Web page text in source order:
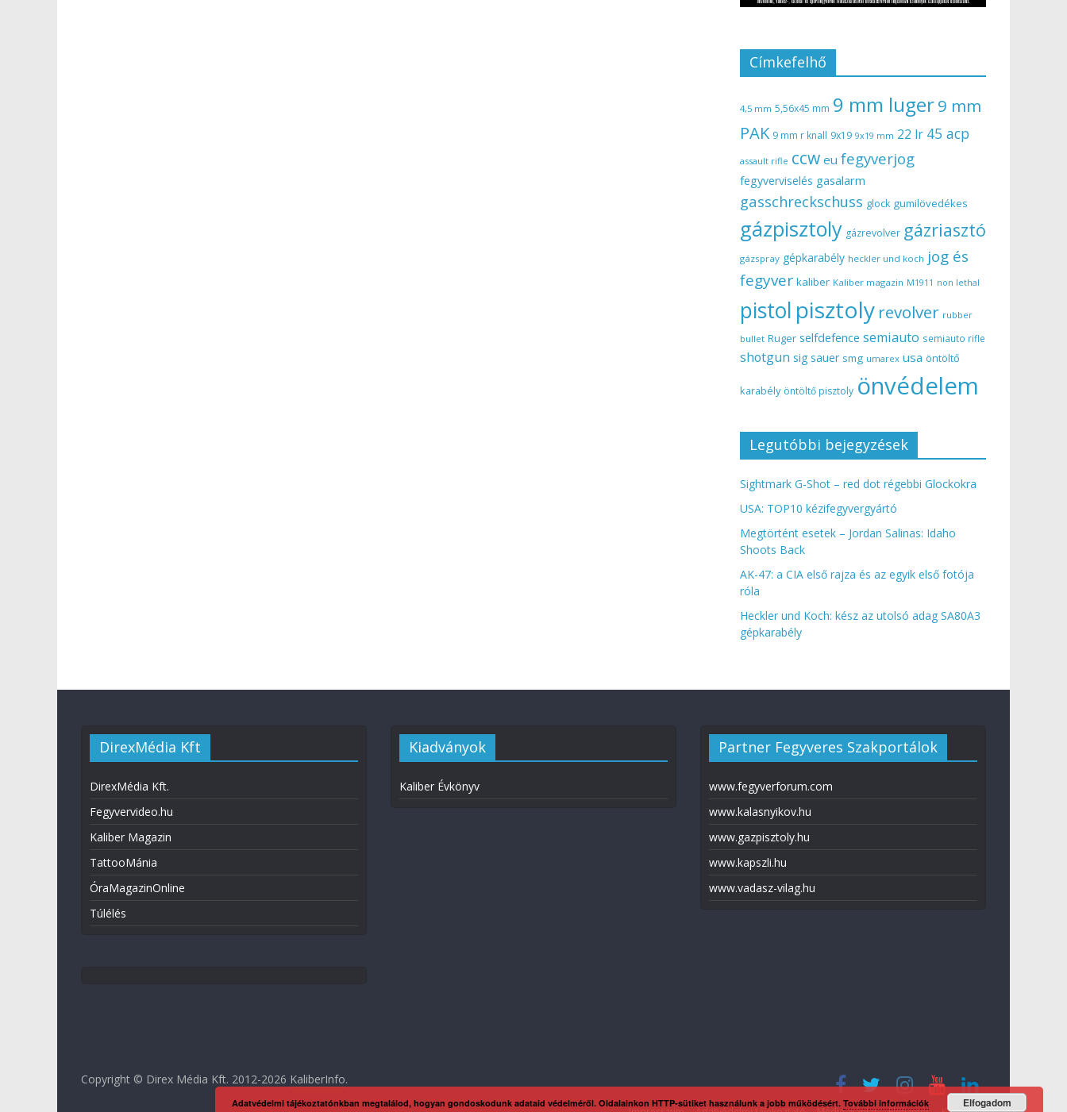
Címkefelhő
4,5 mm 5,56x45 mm 9 mm luger9 mm
PAK 9 mm r knall 9x19 9x19 mm 22 lr 45 acp
assault rifle ccw eu fegyverjog
fegyverviselés gasalarm
gasschreckschuss glock gumilövedékes
gázpisztoly gázrevolver gázriasztó
gázspray gépkarabély heckler und koch jog és
fegyver kaliber Kaliber magazin M1911 non lethal
pistol pisztoly revolver rubber
bullet Ruger selfdefence semiauto semiauto rifle
shotgun sig sauer smg umarex usa öntöltő
karabély öntöltő pisztoly önvédelem
Legutóbbi bejegyzések
Sightmark G-Shot – red dot régebbi Glockokra
USA: TOP10 kézifegyvergyártó
Megtörtént esetek – Jordan Salinas: Idaho
Shoots Back
AK-47: a CIA első rajza és az egyik első fotója
róla
Heckler und Koch: kész az utolsó adag SA80A3
gépkarabély
DirexMédia Kft
DirexMédia Kft.
Fegyvervideo.hu
Kaliber Magazin
TattooMánia
ÓraMagazinOnline
Túlélés
Kiadványok
Kaliber Évkönyv
Partner Fegyveres Szakportálok
www.fegyverforum.com
www.kalasnyikov.hu
www.gazpisztoly.hu
www.kapszli.hu
www.vadasz-vilag.hu
Copyright © Direx Média Kft. 2012-2026 KaliberInfo.
Adatvédelmi tájékoztatónkban megtalálod, hogyan gondoskodunk adataid védelméről. Oldalainkon HTTP-sütiket használunk a jobb működésért. További információk Elfogadom